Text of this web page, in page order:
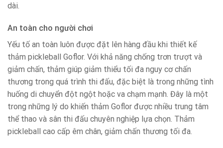
dài.
An toàn cho người chơi
Yếu tố an toàn luôn được đặt lên hàng đầu khi thiết kế
thảm pickleball Goflor. Với khả năng chống trơn trượt và
giảm chấn, thảm giúp giảm thiểu tối đa nguy cơ chấn
thương trong quá trình thi đấu, đặc biệt là trong những tình
huống di chuyển đột ngột hoặc va chạm mạnh. Đây là một
trong những lý do khiến thảm Goflor được nhiều trung tâm
thể thao và sân thi đấu chuyên nghiệp lựa chọn. Thảm
pickleball cao cấp êm chân, giảm chấn thương tối đa.